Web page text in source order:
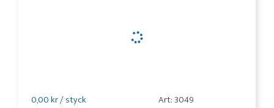
0,00 kr / styck Art: 3049